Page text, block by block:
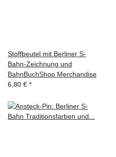
Stoffbeutel mit Berliner S-
Bahn-Zeichnung und
BahnBuchShop Merchandise
6,80 € *